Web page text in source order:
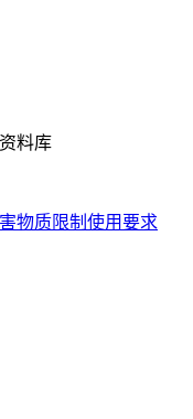
料库
物质限制使用要求